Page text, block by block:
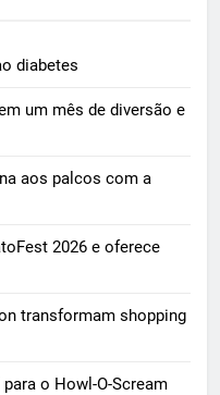
diabetes
um mês de diversão e
aos palcos com a
2026 e oferece
transformam shopping
para o Howl-O-Scream